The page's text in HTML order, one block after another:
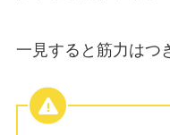
一見すると筋力はつ